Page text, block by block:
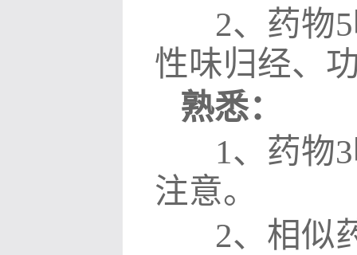
2、药物5
性味归经、
熟悉：
1、 药物3
注意。
2、相似